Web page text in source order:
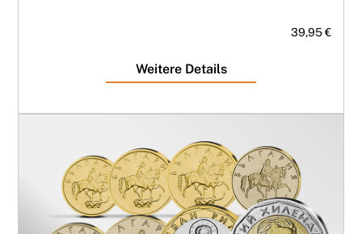
39,95 €
Weitere Details